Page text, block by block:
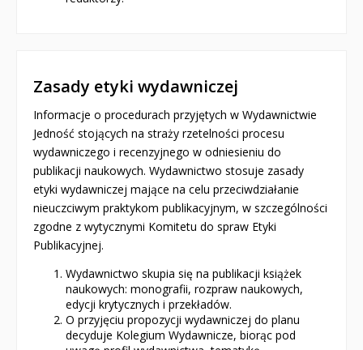
Pomoce dydaktyczne
Naklejki
Puzzle
Promocje
QUIZY I ŁAMIGŁÓWKI NA WAKACJE -35%
WYPRZEDAŻ
RELIGIJNE
Zasady etyki wydawniczej
Informacje o procedurach przyjętych w Wydawnictwie
Jedność stojących na straży rzetelności procesu
wydawniczego i recenzyjnego w odniesieniu do
publikacji naukowych. Wydawnictwo stosuje zasady
etyki wydawniczej mające na celu przeciwdziałanie
nieuczciwym praktykom publikacyjnym, w szczególności
zgodne z wytycznymi Komitetu do spraw Etyki
Publikacyjnej.
Wydawnictwo skupia się na publikacji książek
naukowych: monografii, rozpraw naukowych,
edycji krytycznych i przekładów.
O przyjęciu propozycji wydawniczej do planu
decyduje Kolegium Wydawnicze, biorąc pod